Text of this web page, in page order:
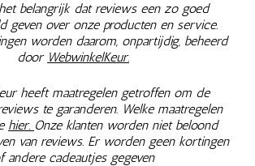
belangrijk dat reviews een zo goed
geven over onze producten en service.
worden daarom, onpartijdig, beheerd
door WebwinkelKeur.
heeft maatregelen getroffen om de
te garanderen. Welke maatregelen
hier. Onze klanten worden niet beloond
van reviews. Er worden geen kortingen
andere cadeautjes gegeven